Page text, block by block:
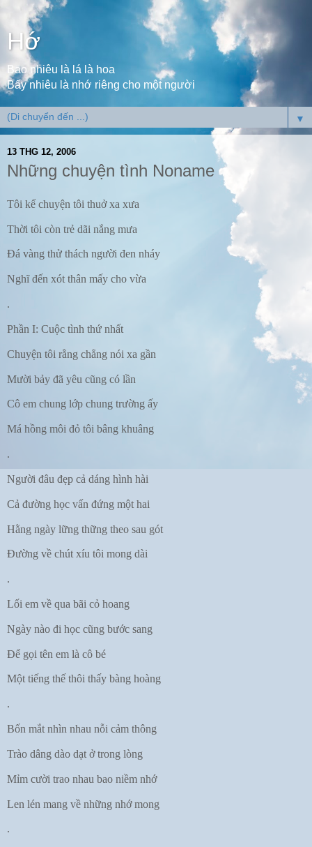
Hớ
Bao nhiêu là lá là hoa
Bấy nhiêu là nhớ riêng cho một người
▼
13 THG 12, 2006
Những chuyện tình Noname
Tôi kể chuyện tôi thuở xa xưa
Thời tôi còn trẻ dãi nắng mưa
Đá vàng thử thách người đen nháy
Nghĩ đến xót thân mấy cho vừa
.
Phần I: Cuộc tình thứ nhất
Chuyện tôi rằng chẳng nói xa gần
Mười bảy đã yêu cũng có lần
Cô em chung lớp chung trường ấy
Má hồng môi đỏ tôi bâng khuâng
.
Người đâu đẹp cả dáng hình hài
Cả đường học vấn đứng một hai
Hằng ngày lững thững theo sau gót
Đường về chút xíu tôi mong dài
.
Lối em về qua bãi cỏ hoang
Ngày nào đi học cũng bước sang
Để gọi tên em là cô bé
Một tiếng thế thôi thấy bàng hoàng
.
Bốn mắt nhìn nhau nỗi cảm thông
Trào dâng dào dạt ở trong lòng
Mỉm cười trao nhau bao niềm nhớ
Len lén mang về những nhớ mong
.